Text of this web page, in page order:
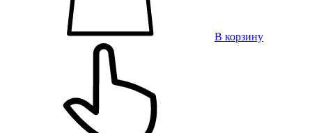
В корзину